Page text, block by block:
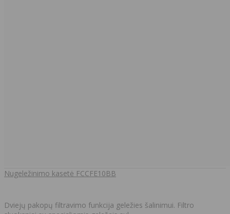
Nugeležinimo kasetė FCCFE10BB
Dviejų pakopų filtravimo funkcija geležies šalinimui. Filtro